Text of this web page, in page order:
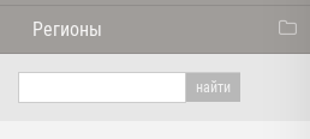
Регионы